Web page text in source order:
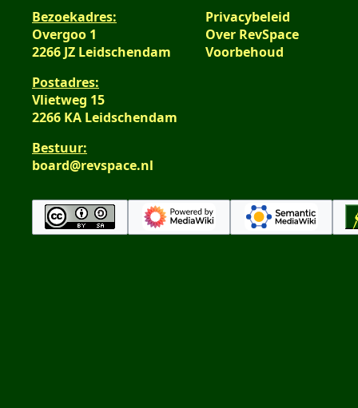
Bezoekadres:
Overgoo 1
2266 JZ Leidschendam
Postadres:
Vlietweg 15
2266 KA Leidschendam
Bestuur:
board@revspace.nl
Privacybeleid
Over RevSpace
Voorbehoud